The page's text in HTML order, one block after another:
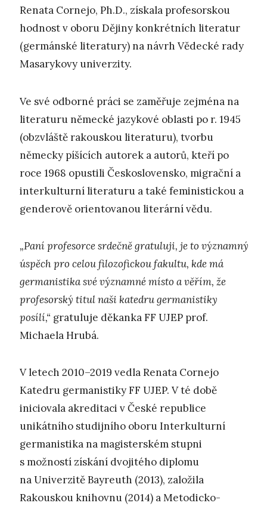
Renata Cornejo, Ph.D., získala profesorskou
hodnost v oboru Dějiny konkrétních literatur
(germánské literatury) na návrh Vědecké rady
Masarykovy univerzity.
Ve své odborné práci se zaměřuje zejména na
literaturu německé jazykové oblasti po r. 1945
(obzvláště rakouskou literaturu), tvorbu
německy píšících autorek a autorů, kteří po
roce 1968 opustili Československo, migrační a
interkulturní literaturu a také feministickou a
genderově orientovanou literární vědu.
„Paní profesorce srdečně gratuluji, je to významný
úspěch pro celou filozofickou fakultu, kde má
germanistika své významné místo a věřím, že
profesorský titul naši katedru germanistiky
posílí,“ gratuluje děkanka FF UJEP prof.
Michaela Hrubá.
V letech 2010–2019 vedla Renata Cornejo
Katedru germanistiky FF UJEP. V té době
iniciovala akreditaci v České republice
unikátního studijního oboru Interkulturní
germanistika na magisterském stupni
s možností získání dvojitého diplomu
na Univerzitě Bayreuth (2013), založila
Rakouskou knihovnu (2014) a Metodicko-